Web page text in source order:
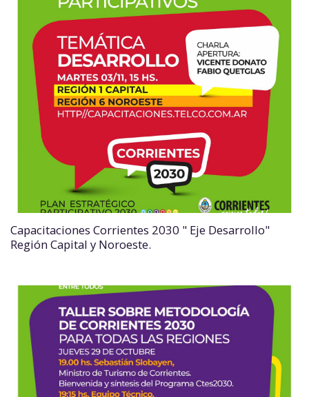
Capacitaciones Corrientes 2030 " Eje Desarrollo"
Región Capital y Noroeste.